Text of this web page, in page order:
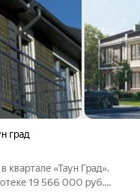
град
«Таун Град».
19 566 000 руб.